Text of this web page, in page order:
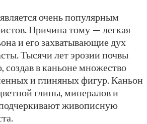
очень популярным
Причина тому — легкая
и его захватывающие дух
Тысячи лет эрозии почвы
создав в каньоне множество
и глиняных фигур. Каньон
глины, минералов и
живописную